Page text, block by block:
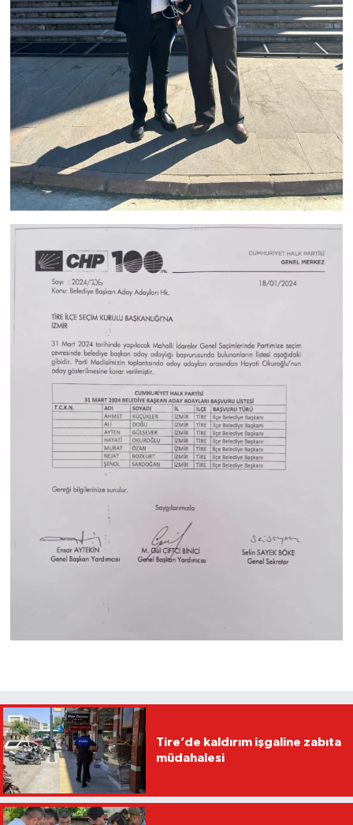
Tire’de kaldırım işgaline zabıta
müdahalesi